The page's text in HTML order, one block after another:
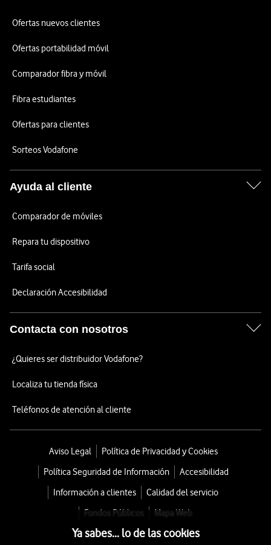
Ofertas nuevos clientes
Ofertas portabilidad móvil
Comparador fibra y móvil
Fibra estudiantes
Ofertas para clientes
Sorteos Vodafone
Ayuda al cliente
Comparador de móviles
Repara tu dispositivo
Tarifa social
Declaración Accesibilidad
Contacta con nosotros
¿Quieres ser distribuidor Vodafone?
Localiza tu tienda física
Teléfonos de atención al cliente
Aviso Legal
Política de Privacidad y Cookies
Política Seguridad de Información
Accesibilidad
Información a clientes
Calidad del servicio
Fondos Públicos
Mapa Web
Ya sabes... lo de las cookies